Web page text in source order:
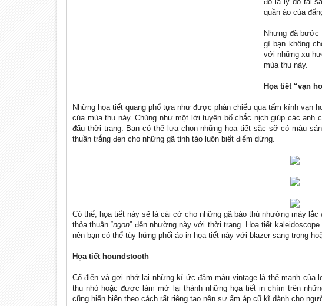
quần áo của
Nhưng đã bước
gì bạn không
với những xu
mùa thu này.
Họa tiết “vạn
Những họa tiết quang phổ tựa như được phản chiếu qua tấm kính vạn
của mùa thu này. Chúng như một lời tuyên bố chắc nịch giúp các anh
đấu thời trang. Bạn có thể lựa chọn những họa tiết sặc sỡ có màu
thuần trắng đen cho những gã tỉnh táo luôn biết điểm dừng.
Có thể, họa tiết này sẽ là cái cớ cho những gã bảo thủ nhướng mày
thỏa thuận “ngon” đến nhường này với thời trang. Họa tiết
nên bạn có thể tùy hứng phối áo in họa tiết này với blazer sang trọng
Họa tiết houndstooth
Cổ điển và gợi nhớ lại những kí ức đậm màu vintage là thế mạnh của
thu nhỏ hoặc được làm mờ lại thành những họa tiết in chìm trên
cũng hiển hiện theo cách rất riêng tạo nên sự ấm áp cũ kĩ dành cho